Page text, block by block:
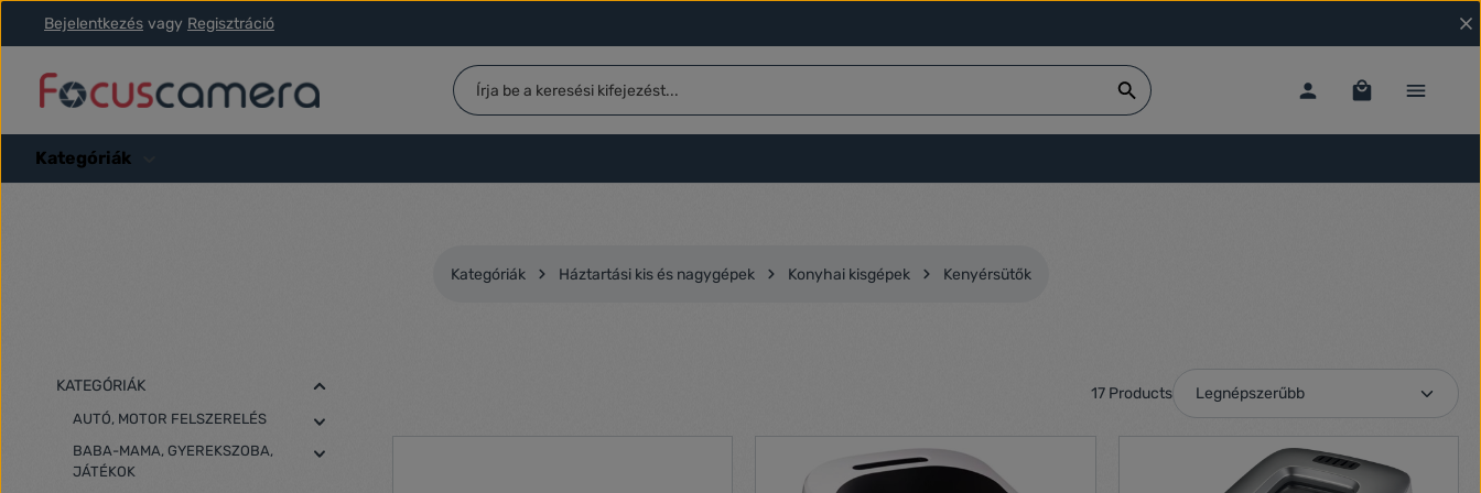
a fő tartalomra
Ugrás a kereséshez
Ugrás a fő navigációhoz
Bejelentkezés vagy Regisztráció
Kategóriák
Kategóriák Háztartási kis és nagygépek Konyhai kisgépek Kenyérsütők
KATEGÓRIÁK
AUTÓ, MOTOR FELSZERELÉS
BABA-MAMA, GYEREKSZOBA,
JÁTÉKOK
17 Products